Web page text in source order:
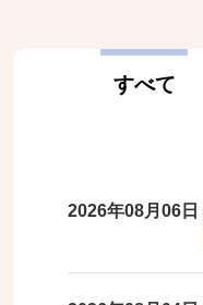
すべて
べ
2026年08月06日